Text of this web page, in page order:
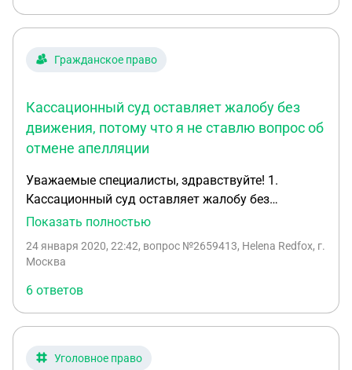
удовлетворения... Вопрос: хочу подать надзорную
жалобу в Верховный суд РФ и не могу найти
информацию пропущены сроки подачи или нет... и
подавать надзорную жалобу нужно на решение
Спасибо!
Гражданское право
Кассационный суд оставляет жалобу без
движения, потому что я не ставлю вопрос об
отмене апелляции
Уважаемые специалисты, здравствуйте! 1.
Кассационный суд оставляет жалобу без
движения по причине: «Согласно п. 5, 7 ч. 2 ст. 378
на суд. постановления, к-рые обжалуются,
жалобы следует, что заявитель выражая
несогласие с принятыми решением суда 1-й
инстанции и апелляц. определением, тем не менее
просит об отмене только решения районного
Показать полностью
24 января 2020, 22:42, вопрос №2659413, Helena Redfox, г.
Москва
6 ответов
Уголовное право